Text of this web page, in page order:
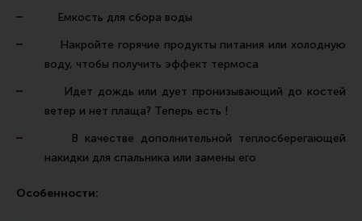
Обзоры
Фотоотчеты
Емкость для сбора воды
Накройте горячие продукты питания или холодную
воду, чтобы получить эффект термоса
Идет дождь или дует пронизывающий до костей
ветер и нет плаща? Теперь есть !
В качестве дополнительной теплосберегающей
накидки для спальника или замены его
Особенности: